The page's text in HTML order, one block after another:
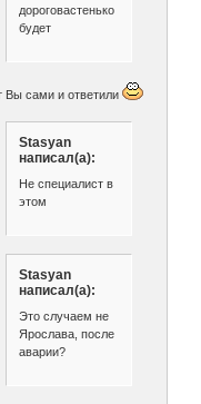
дороговастенько
будет
Вы сами и ответили
Stasyan
написал(а):
Не специалист в
этом
Stasyan
написал(а):
Это случаем не
Ярослава, после
аварии?